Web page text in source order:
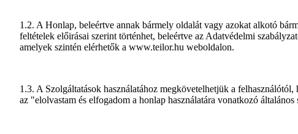
1.2. A Honlap, beleértve annak bármely oldalát vagy azokat alkotó
feltételek előirásai szerint történhet, beleértve az Adatvédelmi
amelyek szintén elérhetők a www.teilor.hu weboldalon.
1.3. A Szolgáltatások használatához megkövetelhetjük a
az "elolvastam és elfogadom a honlap használatára vonatkozó